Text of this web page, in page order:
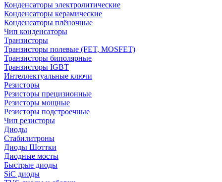
Конденсаторы электролитические
Конденсаторы керамические
Конденсаторы плёночные
Чип конденсаторы
Транзисторы
Транзисторы полевые (FET, MOSFET)
Транзисторы биполярные
Транзисторы IGBT
Интеллектуальные ключи
Резисторы
Резисторы прецизионные
Резисторы мощные
Резисторы подстроечные
Чип резисторы
Диоды
Стабилитроны
Диоды Шоттки
Диодные мосты
Быстрые диоды
SiC диоды